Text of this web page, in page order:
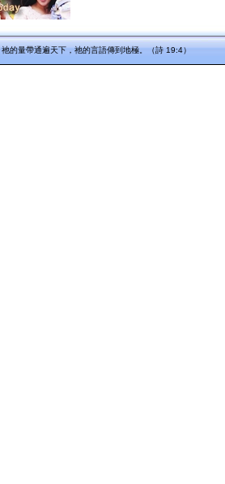
祂的量帶通遍天下，祂的言語傳到地極。（詩 19:4）